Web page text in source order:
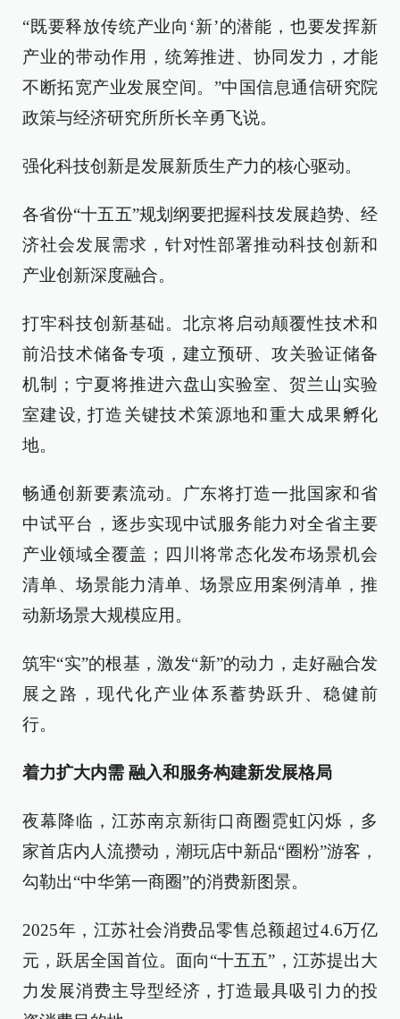
“既要释放传统产业向‘新’的潜能，也要发挥新
产业的带动作用，统筹推进、协同发力，才能
不断拓宽产业发展空间。”中国信息通信研究院
政策与经济研究所所长辛勇飞说。
强化科技创新是发展新质生产力的核心驱动。
各省份“十五五”规划纲要把握科技发展趋势、经
济社会发展需求，针对性部署推动科技创新和
产业创新深度融合。
打牢科技创新基础。北京将启动颠覆性技术和
前沿技术储备专项，建立预研、攻关验证储备
机制；宁夏将推进六盘山实验室、贺兰山实验
室建设, 打造关键技术策源地和重大成果孵化
地。
畅通创新要素流动。广东将打造一批国家和省
中试平台，逐步实现中试服务能力对全省主要
产业领域全覆盖；四川将常态化发布场景机会
清单、场景能力清单、场景应用案例清单，推
动新场景大规模应用。
筑牢“实”的根基，激发“新”的动力，走好融合发
展之路，现代化产业体系蓄势跃升、稳健前
行。
着力扩大内需 融入和服务构建新发展格局
夜幕降临，江苏南京新街口商圈霓虹闪烁，多
家首店内人流攒动，潮玩店中新品“圈粉”游客，
勾勒出“中华第一商圈”的消费新图景。
2025年，江苏社会消费品零售总额超过4.6万亿
元，跃居全国首位。面向“十五五”，江苏提出大
力发展消费主导型经济，打造最具吸引力的投